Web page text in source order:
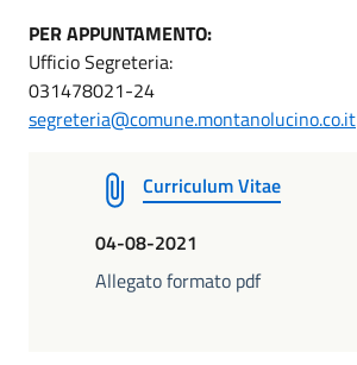
PER APPUNTAMENTO:
Ufficio Segreteria:
031478021-24
segreteria@comune.montanolucino.co.it
Curriculum Vitae
04-08-2021
Allegato formato pdf